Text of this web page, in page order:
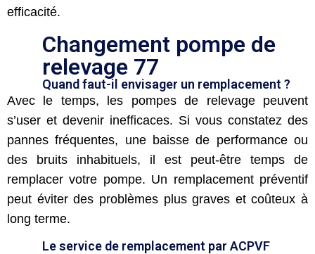
efficacité.
Changement pompe de
relevage 77
Quand faut-il envisager un remplacement ?
Avec le temps, les pompes de relevage peuvent
s’user et devenir inefficaces. Si vous constatez des
pannes fréquentes, une baisse de performance ou
des bruits inhabituels, il est peut-être temps de
remplacer votre pompe. Un remplacement préventif
peut éviter des problèmes plus graves et coûteux à
long terme.
Le service de remplacement par ACPVF